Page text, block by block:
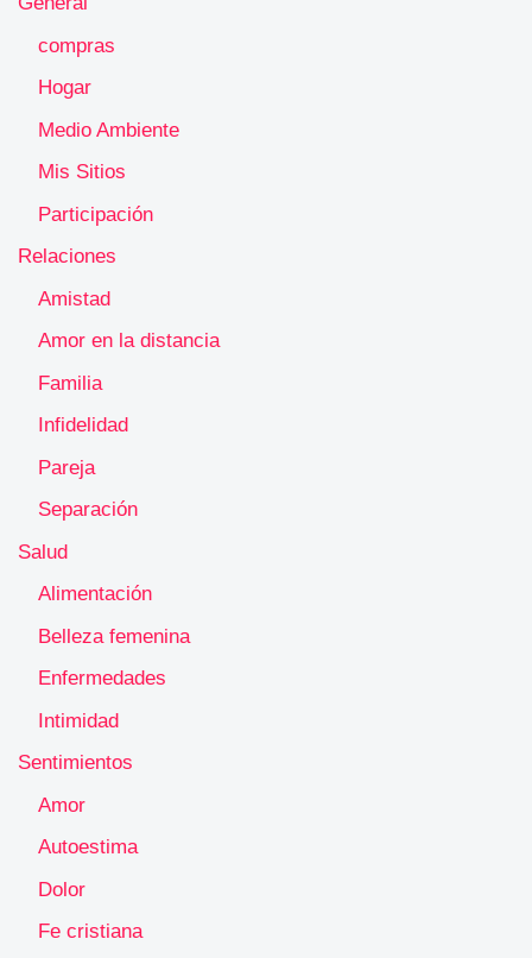
compras
Hogar
Medio Ambiente
Mis Sitios
Participación
Relaciones
Amistad
Amor en la distancia
Familia
Infidelidad
Pareja
Separación
Salud
Alimentación
Belleza femenina
Enfermedades
Intimidad
Sentimientos
Amor
Autoestima
Dolor
Fe cristiana